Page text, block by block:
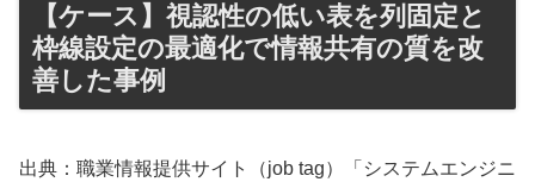
【ケース】視認性の低い表を列固定と
枠線設定の最適化で情報共有の質を改
善した事例
出典：職業情報提供サイト（job tag）「システムエンジニ